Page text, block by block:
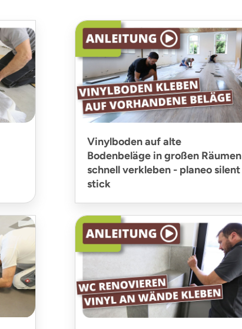
Vinylboden auf alte
Bodenbeläge in großen Räumen
schnell verkleben - planeo silent
stick